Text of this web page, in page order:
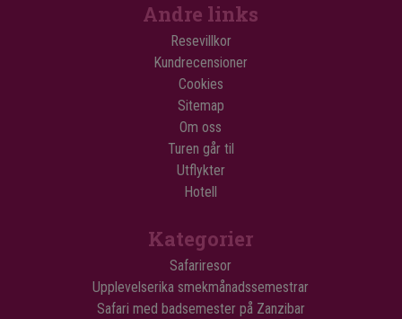
Andre links
Resevillkor
Kundrecensioner
Cookies
Sitemap
Om oss
Turen går til
Utflykter
Hotell
Kategorier
Safariresor
Upplevelserika smekmånadssemestrar
Safari med badsemester på Zanzibar